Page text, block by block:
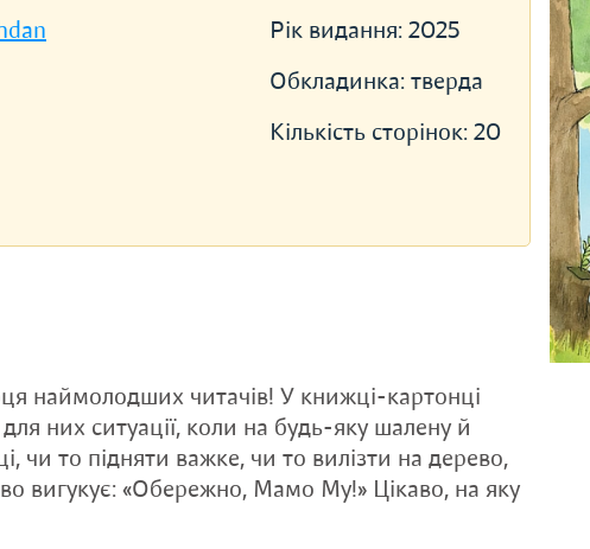
Рік видання: 2025
Обкладинка: тверда
Кількість сторінок: 20
наймолодших читачів! У книжці-картонці
них ситуації, коли на будь-яку шалену й
чи то підняти важке, чи то вилізти на дерево,
вигукує: «Обережно, Мамо Му!» Цікаво, на яку